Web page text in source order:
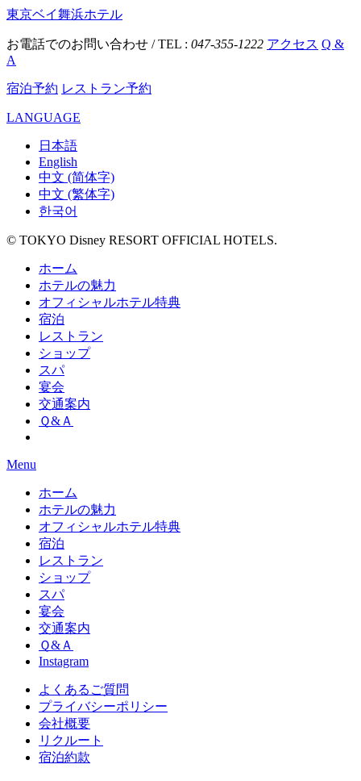
東京ベイ舞浜ホテル
お電話でのお問い合わせ / TEL : 047-355-1222 アクセス Q &
A
宿泊予約 レストラン予約
LANGUAGE
日本語
English
中文 (简体字)
中文 (繁体字)
한국어
© TOKYO Disney RESORT OFFICIAL HOTELS.
ホーム
ホテルの魅力
オフィシャルホテル特典
宿泊
レストラン
ショップ
スパ
宴会
交通案内
Ｑ&Ａ
Menu
ホーム
ホテルの魅力
オフィシャルホテル特典
宿泊
レストラン
ショップ
スパ
宴会
交通案内
Ｑ&Ａ
Instagram
よくあるご質問
プライバシーポリシー
会社概要
リクルート
宿泊約款